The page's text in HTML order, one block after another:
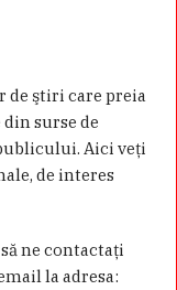
de ştiri care preia
surse de
Aici veţi
de interes
ne contactaţi
la adresa: